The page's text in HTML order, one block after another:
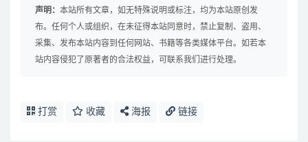
声明： 本站所有文章，如无特殊说明或标注，均为本站原创发
布。任何个人或组织，在未征得本站同意时，禁止复制、盗用、
采集、发布本站内容到任何网站、书籍等各类媒体平台。如若本
站内容侵犯了原著者的合法权益，可联系我们进行处理。
打赏 收藏 海报 链接